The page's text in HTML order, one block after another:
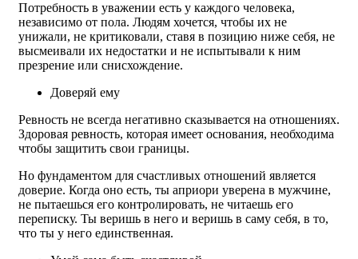
Потребность в уважении есть у каждого человека,
независимо от пола. Людям хочется, чтобы их не
унижали, не критиковали, ставя в позицию ниже себя, не
высмеивали их недостатки и не испытывали к ним
презрение или снисхождение.
Доверяй ему
Ревность не всегда негативно сказывается на отношениях.
Здоровая ревность, которая имеет основания, необходима
чтобы защитить свои границы.
Но фундаментом для счастливых отношений является
доверие. Когда оно есть, ты априори уверена в мужчине,
не пытаешься его контролировать, не читаешь его
переписку. Ты веришь в него и веришь в саму себя, в то,
что ты у него единственная.